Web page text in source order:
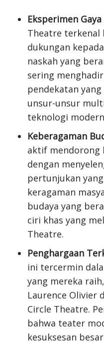
Eksperimen
Theatre terkenal
dukungan
naskah yang
sering
pendekatan
unsur-unsur
teknologi
Keberagaman
aktif mendorong
dengan
pertunjukan
keragaman
budaya yang
ciri khas yang
Theatre.
Penghargaan
ini tercermin
yang mereka
Laurence Olivier
Circle Theatre.
bahwa teater
kesuksesan